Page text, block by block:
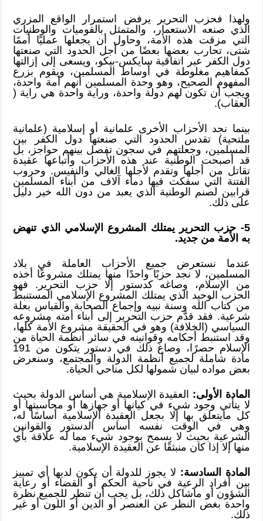
ولهذا فحزب التحرير يرفض استمرار الواقع المزري
الذي صنعه الاستعمار، والمتمثل بالقوميات والوطنيات
التي مزقت هذه الأمة، وحاول أن يجعلها عمليًا أممًا
شتى، تحارب بعضها بعضًا من أجل الحدود التي صنعتها
دول الكفر عبر اتفاقية سايكس-بيكو، ويسعى إلى إزالتها
كمفاهيم مغلوطة في أوساط المسلمين، ويقوم بزرع
المفهوم الصحيح، وهو وحدة المسلمين أنهم أمة واحدة،
ويجب أن تكون لهم دولة واحدة، وراية واحدة هي راية (
العقاب).
بينما نجد الأحزاب الأخرى علمانية أو إسلامية (علمانية
ملتحية) تقدس الحدود التي صنعتها دول الكفر بين
المسلمين، وجعلتهم في سجون تفصل بينهم حواجز، بل
قد أصبحت الوطنية عند هذه الأحزاب وأتباعها عقيدة
تقاتل من أجلها وتقدم لأجلها الغالي والنفيس. وحروب
الفتنة التي سفكت فيها دماء آلاف من أبناء المسلمين
قرابين لصنم الوطنية الذي يعبد من دون الله خير دليل
على ذلك.
5- حزب التحرير يمتلك المشروع الإسلامي الذي تنهض
به الأمة من جديد.
عندما نستعرض جميع الأحزاب العاملة في بلاد
المسلمين، لا نجد حزبًا واحدًا منها يمتلك مشروعًا أخذه
من الإسلام، وصاغه كدستور إلا حزب التحرير. فهو
الحزب الوحيد الذي يمتلك المشروع الإسلامي المستنبط
من كتاب الله وسنة نبيه وإجماع الصحابة والقياس بعلة
شرعية. فقد قدَّم حزب التحرير إلى أبناء أمته مشروعه
السياسي (الخلافة) وهو في الحقيقة مشروع الأمة كلها،
وقد استنبط أحكامه وقوانينه في سائر أنظمة الحياة من
الإسلام حصرًا، وصاغ ذلك في دستور يتكون من 191
مادة شاملة لجميع أنظمة الدولة والمجتمع، وسنعرض
بعض مواده لبيان شمولها لكل مناحي الحياة.
المادة الأولى: العقيدة الإسلامية هي أساس الدولة بحيث
لا يتأتي وجود شيء في كيانها أو جهازها أو محاسبتها أو
كل مايتعلق بها إلا بجعل العقيدة الإسلامية أساسًا له،
وهي في الوقت نفسه أساس الدستور والقوانين
الشرعية بحيث لا يسمح بوجود شيء مما له علاقة بأي
منها إلا إذا كان منبثقًا عن العقيدة الإسلامية.
المادة السادسة: لا يجوز للدولة أن يكون لديها أي تمييز
بين أفراد الرعية في ناحية الحكم أو القضاء أو رعاية
الشؤون أو ماشاكل ذلك، بل يجب أن تنظر للجميع نظرة
واحدة بغض النظر عن العنصر أو الدين أو اللون أو غير
ذلك.